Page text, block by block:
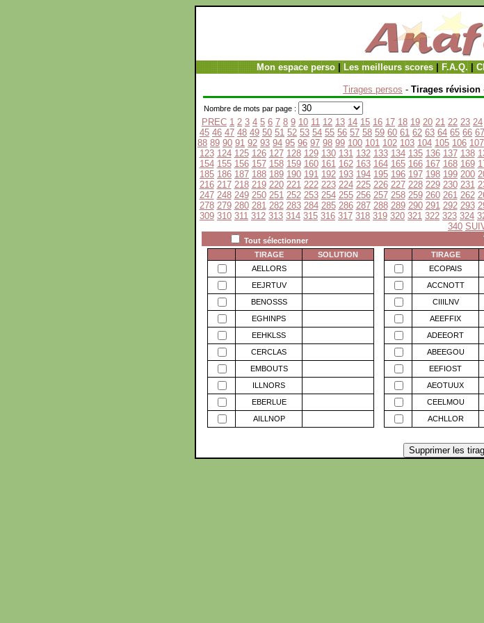
Mon espace perso| Les meilleurs scores| F.A.Q.
Tirages persos - Tirages révision
Nombre de mots par page :
PREC 1 2 3 4 5 6 7 8 9 10 11 12 13 14 15 16 17 18 19 20 21 22 23 24
45 46 47 48 49 50 51 52 53 54 55 56 57 58 59 60 61 62 63 64 65 66 67
88 89 90 91 92 93 94 95 96 97 98 99 100 101 102 103 104 105 106 107
123 124 125 126 127 128 129 130 131 132 133 134 135 136 137 138
154 155 156 157 158 159 160 161 162 163 164 165 166 167 168 169
185 186 187 188 189 190 191 192 193 194 195 196 197 198 199 200
216 217 218 219 220 221 222 223 224 225 226 227 228 229 230 231
247 248 249 250 251 252 253 254 255 256 257 258 259 260 261 262
278 279 280 281 282 283 284 285 286 287 288 289 290 291 292 293
309 310 311 312 313 314 315 316 317 318 319 320 321 322 323 324
340
Tout sélectionner
TIRAGE
SOLUTION
AELLORS
EEJRTUV
BENOSSS
EGHINPS
EEHKLSS
CERCLAS
EMBOUTS
ILLNORS
EBERLUE
AILLNOP
TIRAGE
ECOPAIS
ACCNOTT
CIIILNV
AEEFFIX
ADEEORT
ABEEGOU
EEFIOST
AEOTUUX
CEELMOU
ACHLLOR